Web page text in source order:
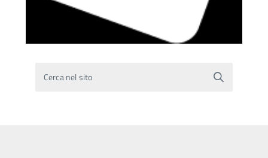
Cerca nel sito